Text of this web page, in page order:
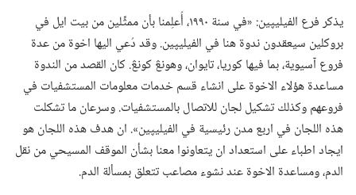
يذكر فرع الفيليپين:‏ «في سنة ١٩٩٠،‏ أُعلِمنا بأن ممثِّلين من بيت ايل في
بروكلين سيعقدون ندوة هنا في الفيليپين.‏ وقد دُعي اليها اخوة من عدة
فروع آسيوية،‏ بما فيها كوريا،‏ تايوان،‏ وهونڠ كونڠ.‏ كان القصد من الندوة
مساعدة هؤلاء الاخوة على انشاء قسم خدمات معلومات المستشفيات في
فروعهم وكذلك تشكيل لجان للاتصال بالمستشفيات.‏ وسرعان ما تشكلت
هذه اللجان في اربع مدن رئيسية في الفيليپين».‏ ان هدف هذه اللجان هو
ايجاد اطباء على استعداد ان يتعاونوا معنا بشأن الموقف المسيحي من نقل
الدم،‏ ومساعدة الاخوة عند نشوء مصاعب تتعلق بمسألة الدم.‏